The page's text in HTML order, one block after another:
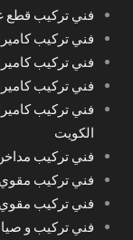
فني تركيب قطع
فني تركيب
فني تركيب
فني تركيب
فني تركيب
الكويت
فني تركيب
فني تركيب
فني تركيب
فني تركيب و